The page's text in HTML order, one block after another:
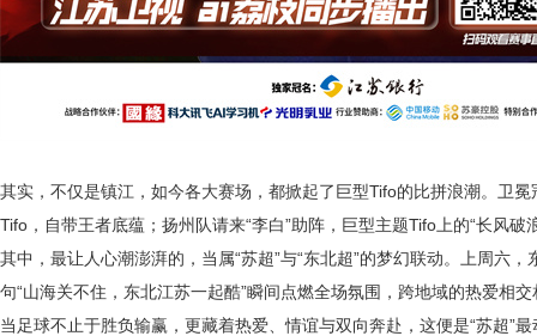
其实，不仅是镇江，如今各大赛场，都掀起了巨型Tifo的比拼浪潮。卫冕
Tifo，自带王者底蕴；扬州队请来“李白”助阵，巨型主题Tifo上的“长风
其中，最让人心潮澎湃的，当属“苏超”与“东北超”的梦幻联动。上周六
句“山海关不住，东北江苏一起酷”瞬间点燃全场氛围，跨地域的热爱相交
当足球不止于胜负输赢，更藏着热爱、情谊与双向奔赴，这便是“苏超”